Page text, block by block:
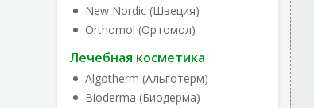
New Nordic (Швеция)
Orthomol (Ортомол)
Лечебная косметика
Algotherm (Альготерм)
Bioderma (Биодерма)